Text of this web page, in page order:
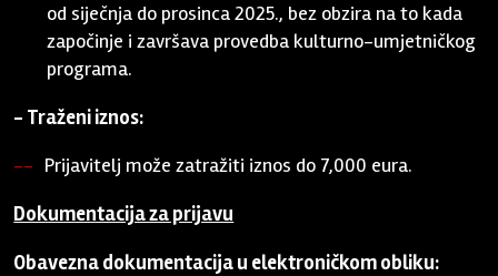
od siječnja do prosinca 2025., bez obzira na to kada
započinje i završava provedba kulturno-umjetničkog
programa.
- Traženi iznos:
Prijavitelj može zatražiti iznos do 7,000 eura.
Dokumentacija za prijavu
Obavezna dokumentacija u elektroničkom obliku: